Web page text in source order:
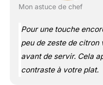
Mon astuce de chef
Pour une touche
peu de zeste de citron
avant de servir. Cela
contraste à votre plat.